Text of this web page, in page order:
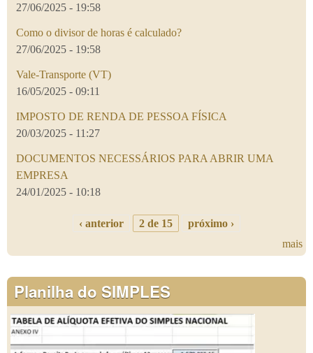
27/06/2025 - 19:58
Como o divisor de horas é calculado?
27/06/2025 - 19:58
Vale-Transporte (VT)
16/05/2025 - 09:11
IMPOSTO DE RENDA DE PESSOA FÍSICA
20/03/2025 - 11:27
DOCUMENTOS NECESSÁRIOS PARA ABRIR UMA
EMPRESA
24/01/2025 - 10:18
‹ anterior 2 de 15
próximo ›
mais
Planilha do SIMPLES